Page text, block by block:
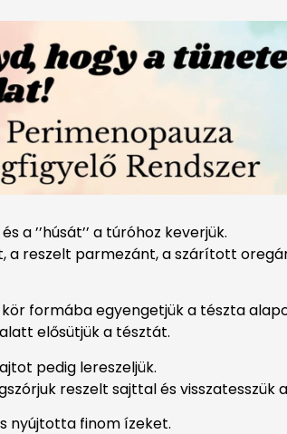
’’húsát’’ a túróhoz keverjük.
reszelt parmezánt, a szárított
formába egyengetjük a tészta
elősütjük a tésztát.
pedig lereszeljük.
reszelt sajttal és visszatesszük
nyújtotta finom ízeket.